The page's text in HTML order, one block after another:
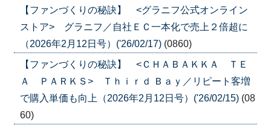
【ファンづくりの秘訣】 <グラニフ公式オンライン
ストア> グラニフ／自社ＥＣ一本化で売上２倍超に
（2026年2月12日号）('26/02/17) (0860)
【ファンづくりの秘訣】 <ＣＨＡＢＡＫＫＡ ＴＥ
Ａ ＰＡＲＫＳ> Ｔｈｉｒｄ Ｂａｙ／リピート客増
で購入単価も向上（2026年2月12日号）('26/02/15) (08
60)